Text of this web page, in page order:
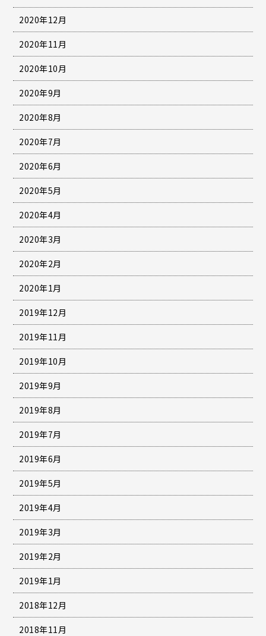
2020年12月
2020年11月
2020年10月
2020年9月
2020年8月
2020年7月
2020年6月
2020年5月
2020年4月
2020年3月
2020年2月
2020年1月
2019年12月
2019年11月
2019年10月
2019年9月
2019年8月
2019年7月
2019年6月
2019年5月
2019年4月
2019年3月
2019年2月
2019年1月
2018年12月
2018年11月